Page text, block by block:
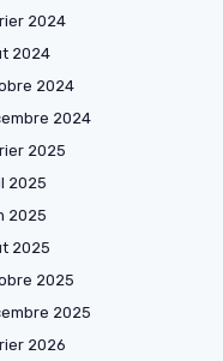
2024
2024
2024
2024
2025
2025
2025
2025
2025
2025
2026